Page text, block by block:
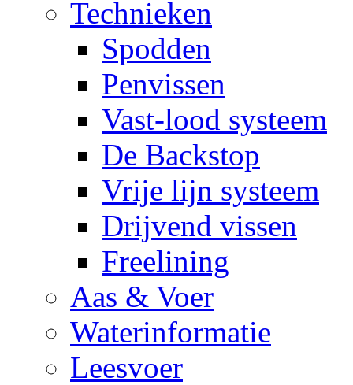
Technieken
Spodden
Penvissen
Vast-lood systeem
De Backstop
Vrije lijn systeem
Drijvend vissen
Freelining
Aas & Voer
Waterinformatie
Leesvoer